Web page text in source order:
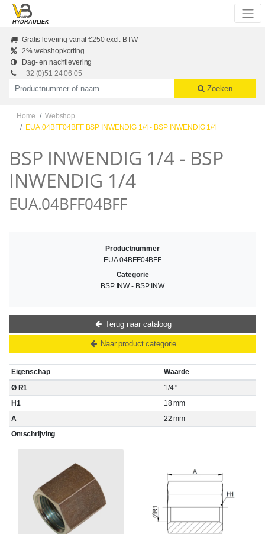
Skip to main content
HYDRAULIEK
Gratis levering vanaf €250 excl. BTW
2% webshopkorting
Dag- en nachtlevering
+32 (0)51 24 06 05
Productnummer of naam
Zoeken
Home
Webshop
EUA.04BFF04BFF BSP INWENDIG 1/4 - BSP INWENDIG 1/4
BSP INWENDIG 1/4 - BSP
INWENDIG 1/4
EUA.04BFF04BFF
Eigenschap
Waarde
Ø R1
1/4 "
H1
18 mm
A
22 mm
Omschrijving
Productnummer
EUA.04BFF04BFF
Categorie
BSP INW - BSP INW
Terug naar cataloog
Naar product categorie